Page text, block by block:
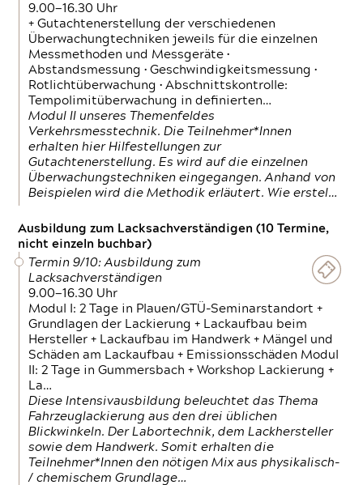
9.00—16.30 Uhr
+ Gutachtenerstellung der verschiedenen
Überwachungtechniken jeweils für die einzelnen
Messmethoden und Messgeräte •
Abstandsmessung • Geschwindigkeitsmessung •
Rotlichtüberwachung • Abschnittskontrolle:
Tempolimitüberwachung in definierten…
Modul II unseres Themenfeldes
Verkehrsmesstechnik. Die Teilnehmer*Innen
erhalten hier Hilfestellungen zur
Gutachtenerstellung. Es wird auf die einzelnen
Überwachungstechniken eingegangen. Anhand von
Beispielen wird die Methodik erläutert. Wie erstel…
Ausbildung zum Lacksachverständigen (10 Termine,
nicht einzeln buchbar)
Termin 9/10: Ausbildung zum
Lacksachverständigen
9.00—16.30 Uhr
Modul I: 2 Tage in Plauen/GTÜ-Seminarstandort +
Grundlagen der Lackierung + Lackaufbau beim
Hersteller + Lackaufbau im Handwerk + Mängel und
Schäden am Lackaufbau + Emissionsschäden Modul
II: 2 Tage in Gummersbach + Workshop Lackierung +
La…
Diese Intensivausbildung beleuchtet das Thema
Fahrzeuglackierung aus den drei üblichen
Blickwinkeln. Der Labortechnik, dem Lackhersteller
sowie dem Handwerk. Somit erhalten die
Teilnehmer*Innen den nötigen Mix aus physikalisch-
/ chemischem Grundlage…